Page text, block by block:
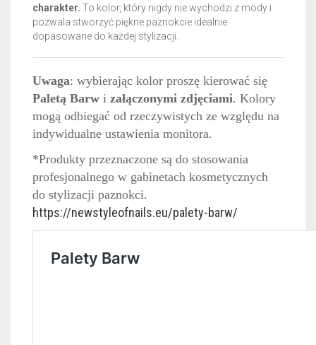
charakter. To kolor, który nigdy nie wychodzi z mody i
pozwala stworzyć piękne paznokcie idealnie
dopasowane do każdej stylizacji.
Uwaga: wybierając kolor proszę kierować się
Paletą Barw i załączonymi zdjęciami. Kolory
mogą odbiegać od rzeczywistych ze względu na
indywidualne ustawienia monitora.
*Produkty przeznaczone są do stosowania
profesjonalnego w gabinetach kosmetycznych
do stylizacji paznokci.
https://newstyleofnails.eu/palety-barw/